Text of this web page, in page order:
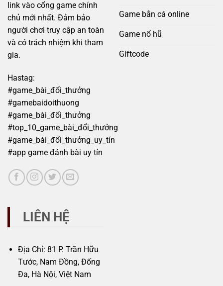
link vào cổng game chính
chủ mới nhất. Đảm bảo
người chơi truy cập an toàn
và có trách nhiệm khi tham
gia.
Hastag:
#game_bài_đổi_thưởng
#gamebaidoithuong
#game_bài_đổi_thưởng
#top_10_game_bài_đổi_thưởng
#game_bài_đổi_thưởng_uy_tín
#app game đánh bài uy tín
Game bắn cá online
Game nổ hũ
Giftcode
LIÊN HỆ
Địa Chỉ: 81 P. Trần Hữu
Tước, Nam Đồng, Đống
Đa, Hà Nội, Việt Nam